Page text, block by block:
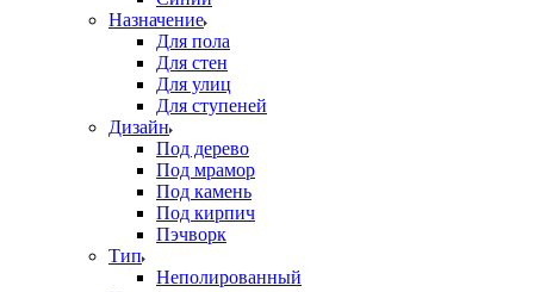
Назначение
Для пола
Для стен
Для улиц
Для ступеней
Дизайн
Под дерево
Под мрамор
Под камень
Под кирпич
Пэчворк
Тип
Неполированный